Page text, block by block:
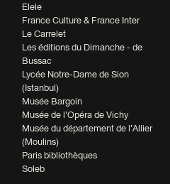
Elele
France Culture & France Inter
Le Carrelet
Les éditions du Dimanche - de
Bussac
Lycée Notre-Dame de Sion
(Istanbul)
Musée Bargoin
Musée de l'Opéra de Vichy
Musée du département de l'Allier
(Moulins)
Paris bibliothèques
Soleb